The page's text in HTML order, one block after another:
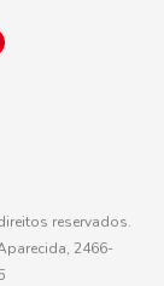
reservados.
2466-